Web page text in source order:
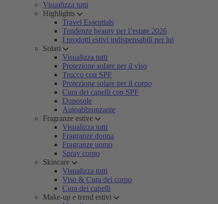
Visualizza tutti
Highlights
Travel Essentials
Tendenze beauty per l’estate 2026
I prodotti estivi indispensabili per lui
Solari
Visualizza tutti
Protezione solare per il viso
Trucco con SPF
Protezione solare per il corpo
Cura dei capelli con SPF
Doposole
Autoabbronzante
Fragranze estive
Visualizza tutti
Fragranze donna
Fragranze uomo
Spray corpo
Skincare
Visualizza tutti
Viso & Cura del corpo
Cura dei capelli
Make-up e trend estivi